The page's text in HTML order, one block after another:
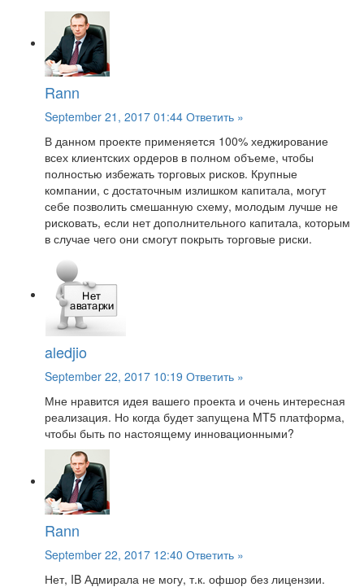
Rann
September 21, 2017 01:44 Ответить »
В данном проекте применяется 100% хеджирование
всех клиентских ордеров в полном объеме, чтобы
полностью избежать торговых рисков. Крупные
компании, с достаточным излишком капитала, могут
себе позволить смешанную схему, молодым лучше не
рисковать, если нет дополнительного капитала, которым
в случае чего они смогут покрыть торговые риски.
aledjio
September 22, 2017 10:19 Ответить »
Мне нравится идея вашего проекта и очень интересная
реализация. Но когда будет запущена MT5 платформа,
чтобы быть по настоящему инновационными?
Rann
September 22, 2017 12:40 Ответить »
Нет, IB Адмирала не могу, т.к. офшор без лицензии.